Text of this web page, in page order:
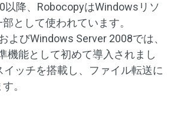
以降、RobocopyはWindowsリソ
として使われています。
よびWindows Server 2008では、
機能として初めて導入されまし
イッチを搭載し、ファイル転送に
。